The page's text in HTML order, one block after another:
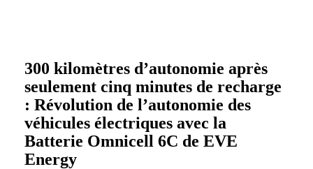
300 kilomètres d’autonomie après
seulement cinq minutes de recharge
: Révolution de l’autonomie des
véhicules électriques avec la
Batterie Omnicell 6C de EVE
Energy